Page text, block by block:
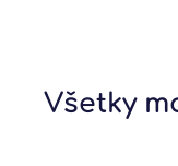
Všetky